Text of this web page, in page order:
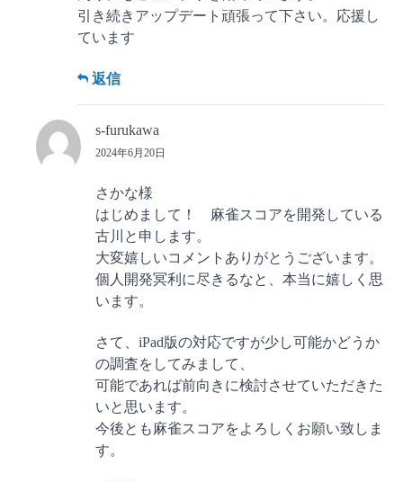
引き続きアップデート頑張って下さい。応援し
ています
返信
s-furukawa
2024年6月20日
さかな様
はじめまして！ 麻雀スコアを開発している
古川と申します。
大変嬉しいコメントありがとうございます。
個人開発冥利に尽きるなと、本当に嬉しく思
います。
さて、iPad版の対応ですが少し可能かどうか
の調査をしてみまして、
可能であれば前向きに検討させていただきた
いと思います。
今後とも麻雀スコアをよろしくお願い致しま
す。